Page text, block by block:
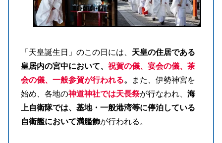
「天皇誕生日」のこの日には、 天皇の住居である
皇居内の宮中において、祝賀の儀、宴会の儀、茶
会の儀、一般参賀が行われる。
また、伊勢神宮を
始め、各地の神道神社では天長祭が行なわれ、 海
上自衛隊では、基地・一般港湾等に停泊している
自衛艦において満艦飾が行われる。